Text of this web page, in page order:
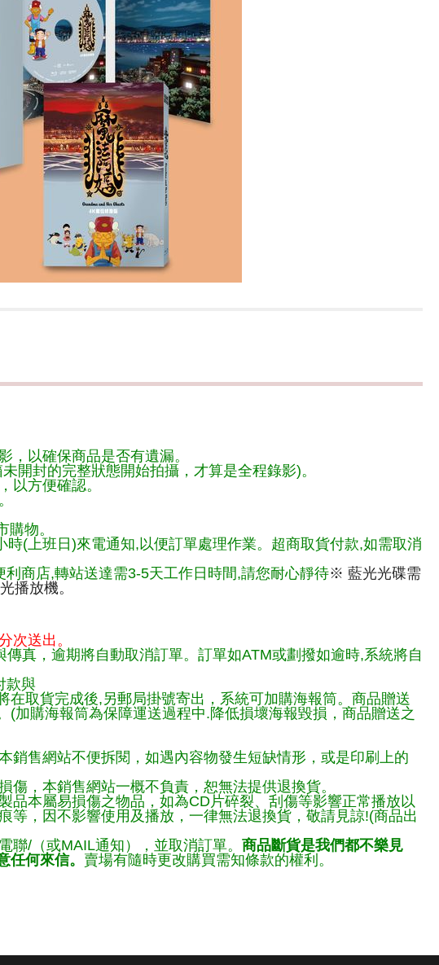
，以確保商品是否有遺漏。
開封的完整狀態開始拍攝，才算是全程錄影)。
以方便確認。
物。
(上班日)來電通知,以便訂單處理作業。超商取貨付款,如需取消
商店,轉站送達需3-5天工作日時間,請您耐心靜待※ 藍光光碟需
播放機。
次送出。
真，逾期將自動取消訂單。訂單如ATM或劃撥如逾時,系統將自
款與
取貨完成後,另郵局掛號寄出，系統可加購海報筒。商品贈送
加購海報筒為保障運送過程中.降低損壞海報毀損，商品贈送之
銷售網站不便拆閱，如遇內容物發生短缺情形，或是印刷上的
，本銷售網站一概不負責，恕無法提供退換貨。
品本屬易損傷之物品，如為CD片碎裂、刮傷等影響正常播放以
，因不影響使用及播放，一律無法退換貨，敬請見諒!(商品出
聯/（或MAIL通知），並取消訂單。 商品斷貨是我們都不樂見
何來信。 賣場有隨時更改購買需知條款的權利。